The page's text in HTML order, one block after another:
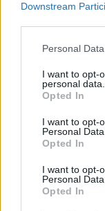
Downstream
Please note that
not limited to your
grant or deny
use your data for
consent section.
Personal
I want to opt-
personal data.
Opted In
I want to opt-
Personal Data.
Opted In
I want to opt-
Personal
Opted In
Noemi in
ritorno sul palco
Susanna Riva · 6 Ago
NEWS